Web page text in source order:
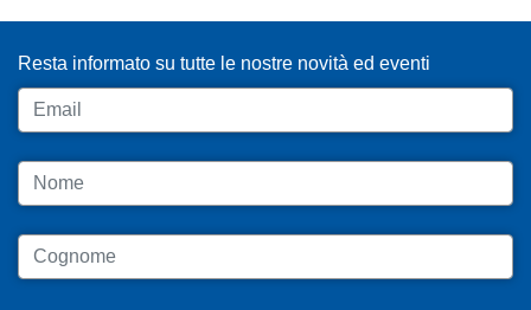
Resta informato su tutte le nostre novità ed eventi
Email
Nome
Cognome